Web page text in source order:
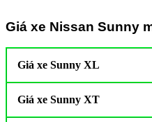
Giá xe Nissan Sunny
Giá xe Sunny XL
Giá xe Sunny XT